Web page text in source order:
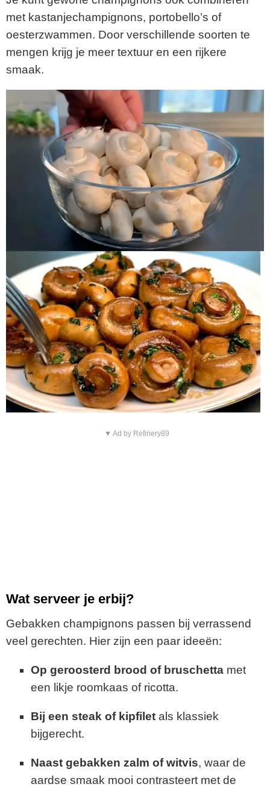
met kastanjechampignons, portobello’s of
oesterzwammen. Door verschillende soorten te
mengen krijg je meer textuur en een rijkere
smaak.
▼ Ad by Refinery89
Wat serveer je erbij?
Gebakken champignons passen bij verrassend
veel gerechten. Hier zijn een paar ideeën:
Op geroosterd brood of bruschettamet
een likje roomkaas of ricotta.
Bij een steak of kipfiletals klassiek
bijgerecht.
Naast gebakken zalm of witvis, waar de
aardse smaak mooi contrasteert met de